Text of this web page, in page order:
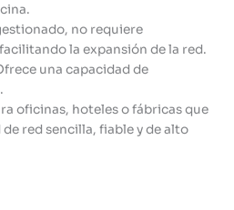
no requiere
la expansión de la red.
una capacidad de
oficinas, hoteles o fábricas que
red sencilla, fiable y de alto